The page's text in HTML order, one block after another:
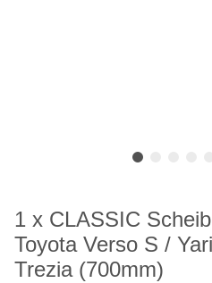
1 x CLASSIC
Toyota Verso S /
Trezia (700mm)